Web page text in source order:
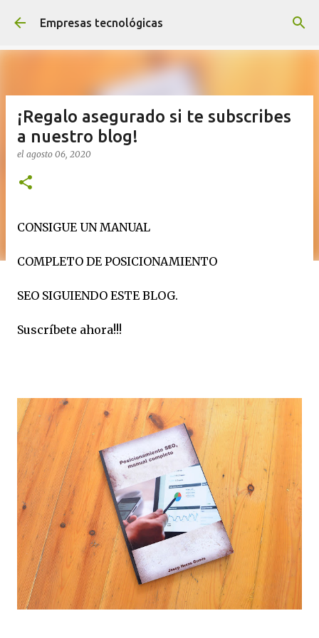
Ir al contenido principal
Empresas tecnológicas
¡Regalo asegurado si te subscribes
a nuestro blog!
el agosto 06, 2020
CONSIGUE UN MANUAL
COMPLETO DE POSICIONAMIENTO
SEO SIGUIENDO ESTE BLOG.
Suscríbete ahora!!!